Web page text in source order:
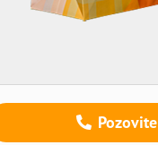
Pozovite